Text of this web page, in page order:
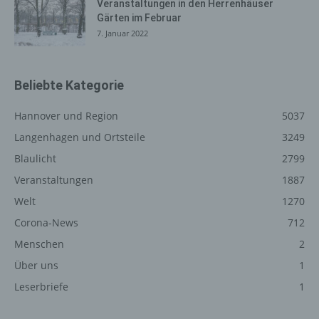
Veranstaltungen in den Herrenhäuser
Gärten im Februar
7. Januar 2022
Beliebte Kategorie
Hannover und Region
5037
Langenhagen und Ortsteile
3249
Blaulicht
2799
Veranstaltungen
1887
Welt
1270
Corona-News
712
Menschen
2
Über uns
1
Leserbriefe
1
Person die Setzung von Cookies in dem genutzten
Internetbrowser, sind unter Umständen nicht alle
Funktionen unserer Internetseite vollumfänglich nutzbar.
Erfassung von allgemeinen Daten
Die Internetseite erfasst mit jedem Aufruf der
Internetseite durch eine betroffene Person oder ein
automatisiertes System eine Reihe von allgemeinen
Informationen werden in den Logfiles des Servers
gespeichert. Erfasst werden können die (1) verwendeten
Browsertypen und Versionen, (2) das vom zugreifenden
Internetseite, von welcher ein zugreifendes System auf
unsere Internetseite gelangt (sogenannte Referrer), (4)
die Unterwebseiten, welche über ein zugreifendes